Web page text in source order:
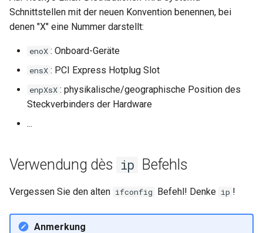
Schnittstellen mit der neuen Konvention benennen, bei
denen "X" eine Nummer darstellt:
enoX : Onboard-Geräte
ensX : PCI Express Hotplug Slot
enpXsX : physikalische/geographische Position des
Steckverbinders der Hardware
...
Verwendung dès ip Befehls
Vergessen Sie den alten ifconfig Befehl! Denke ip !
Anmerkung